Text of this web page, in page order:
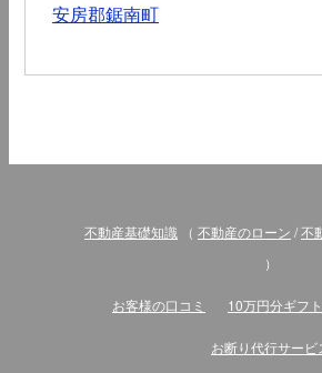
安房郡鋸南町
不動産基礎知識 （ 不動産のローン /不
）
お客様の口コミ 10万円分ギフ
お断り代行サービ